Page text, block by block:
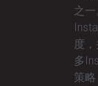
之
度
多
策